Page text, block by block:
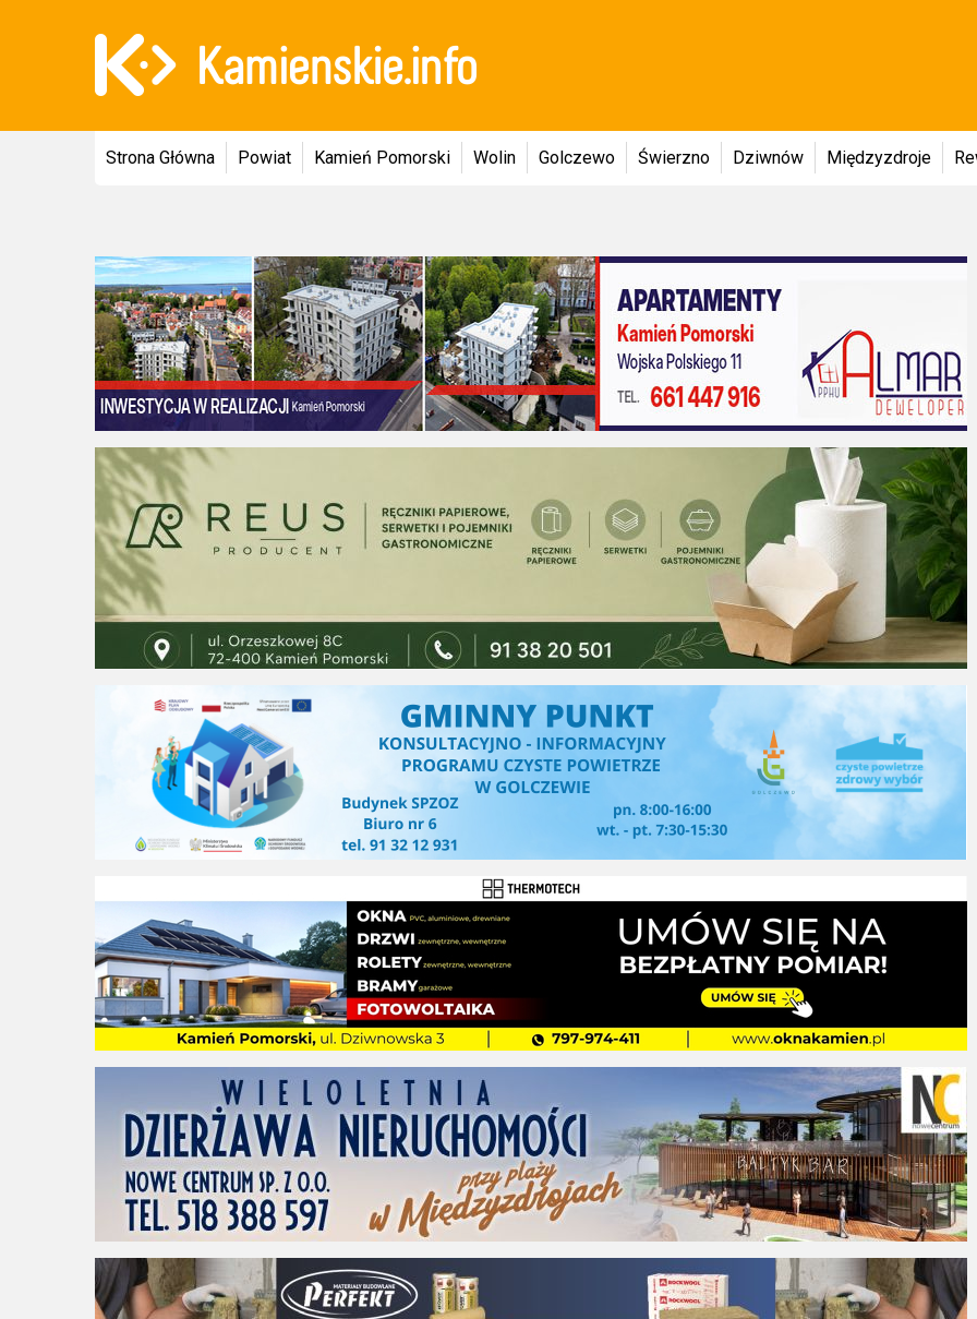
Strona Główna Powiat Kamień Pomorski Wolin Golczewo Świerzno Dziwnów Międzyzdroje